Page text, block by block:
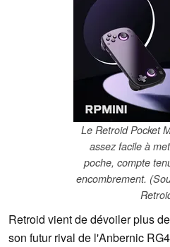
Le Retroid Pocket
assez facile à
poche, compte
encombrement.
Retroid vient de dévoiler plus
son futur rival de l'Anbernic